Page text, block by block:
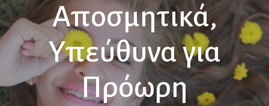
Αποσμητικά,
Υπεύθυνα για
Πρόωρη